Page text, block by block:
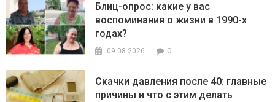
Блиц-опрос: какие у вас
воспоминания о жизни в 1990-х
годах?
09.08.2026 0
Скачки давления после 40: главные
причины и что с этим делать